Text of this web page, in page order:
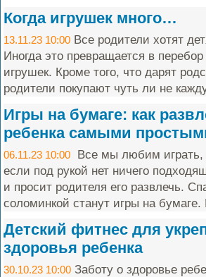
Когда игрушек много…
13.11.23 10:00 Все родители хотят
Иногда это превращается в
игрушек. Кроме того, что дарят
родители покупают чуть ли не
Игры на бумаге: как
ребенка самыми
06.11.23 10:00 Все мы любим играть,
если под рукой нет ничего
и просит родителя его развлечь.
соломинкой станут игры на
Детский фитнес для
здоровья ребенка
30.10.23 10:00 Заботу о здоровье